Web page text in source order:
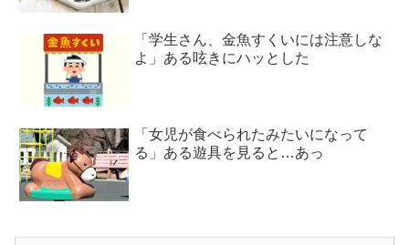
「学生さん、金魚すくいには注意しな
よ」ある呟きにハッとした
「女児が食べられたみたいになって
る」ある遊具を見ると…あっ